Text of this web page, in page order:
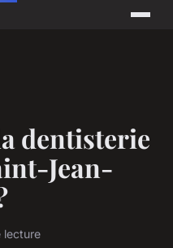
dentisterie
Jean-
lecture